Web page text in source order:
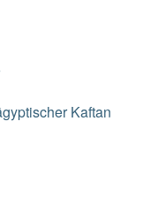
Kaftan